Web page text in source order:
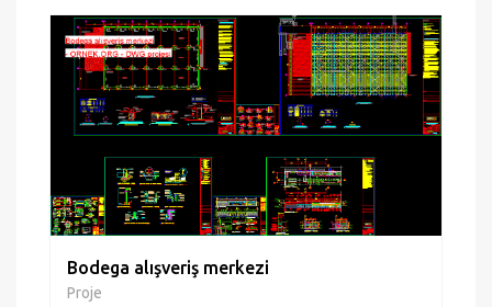
Bodega alışveriş merkezi
Proje